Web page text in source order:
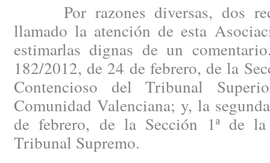
Por razones diversas, dos
llamado la atención de esta
estimarlas dignas de un
182/2012, de 24 de febrero, de la
Contencioso del Tribunal
Comunidad Valenciana; y, la
de febrero, de la Sección 1ª de
Tribunal Supremo.